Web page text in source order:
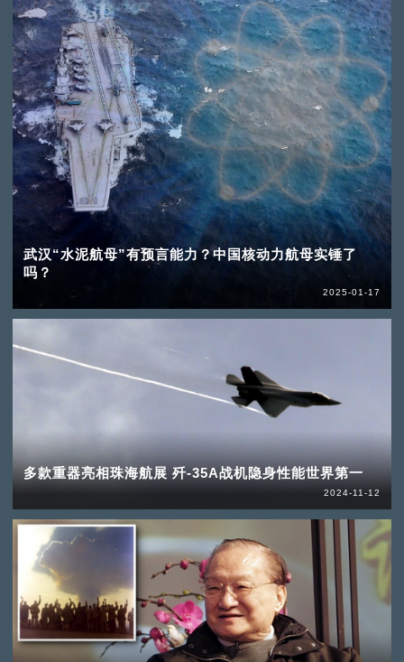
武汉“水泥航母”有预言能力？中国核动力航母实锤了
吗？
2025-01-17
多款重器亮相珠海航展 歼-35A战机隐身性能世界第一
2024-11-12